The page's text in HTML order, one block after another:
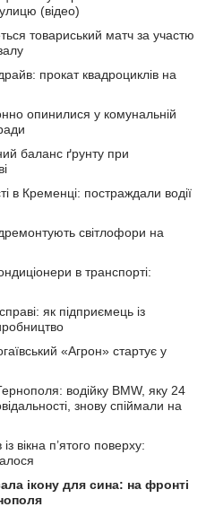
(відео)
товариський матч за участю
прокат квадроциклів на
опинилися у комунальній
баланс ґрунту при
в Кременці: постраждали водії
світлофори на
в транспорті:
як підприємець із
«Агрон» стартує у
водійку BMW, яку 24
знову спіймали на
вікна п’ятого поверху:
ікону для сина: на фронті